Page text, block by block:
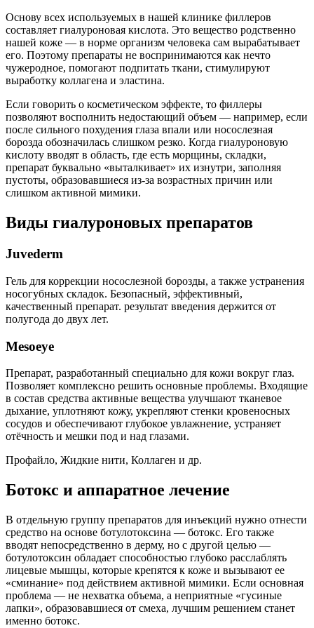
Основу всех используемых в нашей клинике филлеров
составляет гиалуроновая кислота. Это вещество родственно
нашей коже — в норме организм человека сам вырабатывает
его. Поэтому препараты не воспринимаются как нечто
чужеродное, помогают подпитать ткани, стимулируют
выработку коллагена и эластина.
Если говорить о косметическом эффекте, то филлеры
позволяют восполнить недостающий объем — например, если
после сильного похудения глаза впали или носослезная
борозда обозначилась слишком резко. Когда гиалуроновую
кислоту вводят в область, где есть морщины, складки,
препарат буквально «выталкивает» их изнутри, заполняя
пустоты, образовавшиеся из-за возрастных причин или
слишком активной мимики.
Виды гиалуроновых препаратов
Juvederm
Гель для коррекции носослезной борозды, а также устранения
носогубных складок. Безопасный, эффективный,
качественный препарат. результат введения держится от
полугода до двух лет.
Mesoeye
Препарат, разработанный специально для кожи вокруг глаз.
Позволяет комплексно решить основные проблемы. Входящие
в состав средства активные вещества улучшают тканевое
дыхание, уплотняют кожу, укрепляют стенки кровеносных
сосудов и обеспечивают глубокое увлажнение, устраняет
отёчность и мешки под и над глазами.
Профайло, Жидкие нити, Коллаген и др.
Ботокс и аппаратное лечение
В отдельную группу препаратов для инъекций нужно отнести
средство на основе ботулотоксина — ботокс. Его также
вводят непосредственно в дерму, но с другой целью —
ботулотоксин обладает способностью глубоко расслаблять
лицевые мышцы, которые крепятся к коже и вызывают ее
«сминание» под действием активной мимики. Если основная
проблема — не нехватка объема, а неприятные «гусиные
лапки», образовавшиеся от смеха, лучшим решением станет
именно ботокс.